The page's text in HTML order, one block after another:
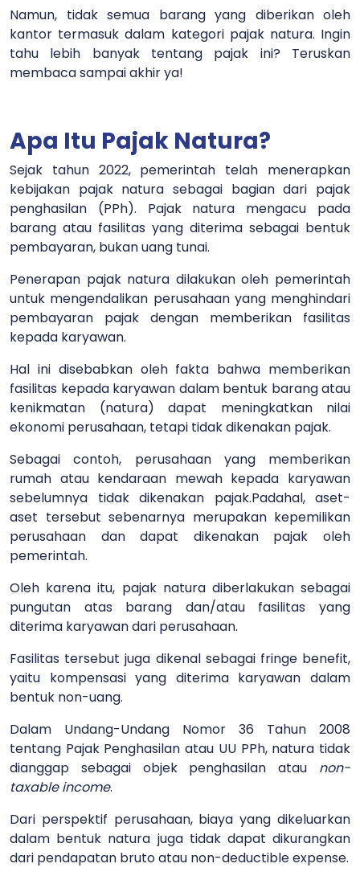
Namun, tidak semua barang yang diberikan oleh
kantor termasuk dalam kategori pajak natura. Ingin
tahu lebih banyak tentang pajak ini? Teruskan
membaca sampai akhir ya!
Apa Itu Pajak Natura?
Sejak tahun 2022, pemerintah telah menerapkan
kebijakan pajak natura sebagai bagian dari pajak
penghasilan (PPh). Pajak natura mengacu pada
barang atau fasilitas yang diterima sebagai bentuk
pembayaran, bukan uang tunai.
Penerapan pajak natura dilakukan oleh pemerintah
untuk mengendalikan perusahaan yang menghindari
pembayaran pajak dengan memberikan fasilitas
kepada karyawan.
Hal ini disebabkan oleh fakta bahwa memberikan
fasilitas kepada karyawan dalam bentuk barang atau
kenikmatan (natura) dapat meningkatkan nilai
ekonomi perusahaan, tetapi tidak dikenakan pajak.
Sebagai contoh, perusahaan yang memberikan
rumah atau kendaraan mewah kepada karyawan
sebelumnya tidak dikenakan pajak.Padahal, aset-
aset tersebut sebenarnya merupakan kepemilikan
perusahaan dan dapat dikenakan pajak oleh
pemerintah.
Oleh karena itu, pajak natura diberlakukan sebagai
pungutan atas barang dan/atau fasilitas yang
diterima karyawan dari perusahaan.
Fasilitas tersebut juga dikenal sebagai fringe benefit,
yaitu kompensasi yang diterima karyawan dalam
bentuk non-uang.
Dalam Undang-Undang Nomor 36 Tahun 2008
tentang Pajak Penghasilan atau UU PPh, natura tidak
dianggap sebagai objek penghasilan atau non-
taxable income.
Dari perspektif perusahaan, biaya yang dikeluarkan
dalam bentuk natura juga tidak dapat dikurangkan
dari pendapatan bruto atau non-deductible expense.